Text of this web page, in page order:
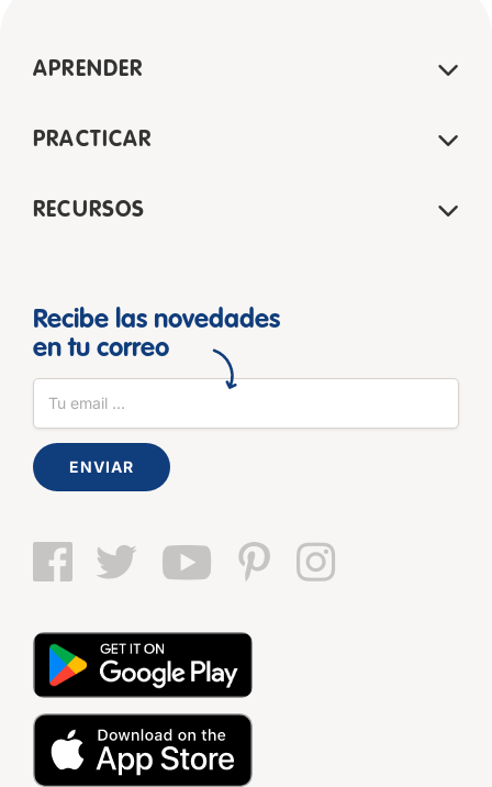
APRENDER
PRACTICAR
RECURSOS
Recibe las novedades
en tu correo
ENVIAR